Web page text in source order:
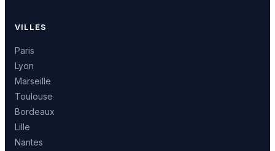
VILLES
Paris
Lyon
Marseille
Toulouse
Bordeaux
Lille
Nantes